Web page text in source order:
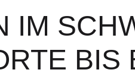
IM
BIS